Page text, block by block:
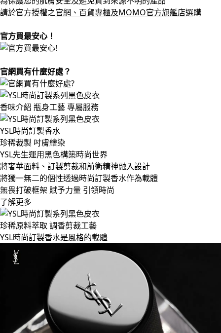
請於官方授權之官網、百貨專櫃及MOMO官方旗艦店選購
官方買最安心！
官網買有什麼好處？
香味介紹 瓶身工藝專屬服務
YSL時尚訂製香水
珍稀裁製 吋膚繪染
YSL先生運用黑色構築時尚世界
將奢華面料、訂製剪裁和前衛精神融入設計
將獨一無二的個性透過時尚訂製香水作為載體
無畏打破框架 賦予力量 引領時尚
了解更多
珍稀原料萃取 調香剪裁工藝
YSL時尚訂製香水是風格的載體